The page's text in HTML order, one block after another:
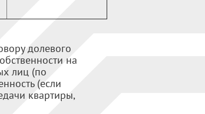
долевого
на
лиц (по
(если
квартиры,